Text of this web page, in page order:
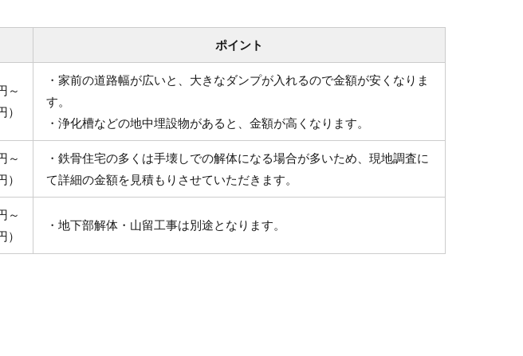
ポイント
～
）
・家前の道路幅が広いと、大きなダンプが入れるので金額が安くなりま
す。
・浄化槽などの地中埋設物があると、金額が高くなります。
～
）
・鉄骨住宅の多くは手壊しでの解体になる場合が多いため、現地調査に
て詳細の金額を見積もりさせていただきます。
～
）
・地下部解体・山留工事は別途となります。